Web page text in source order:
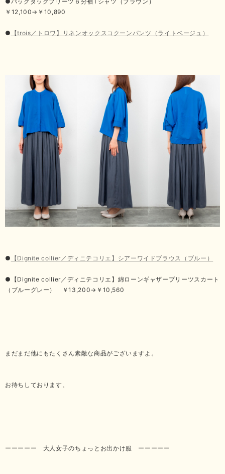
￥12,100→￥10,890
● 【trois／トロワ】リネンオックスコクーンパンツ（ライトベージュ）
● 【Dignite collier／ディニテコリエ】シアーワイドブラウス（ブルー）
●【Dignite collier／ディニテコリエ】綿ローンギャザープリーツスカート
（ブルーグレー） ￥13,200→￥10,560
まだまだ他にもたくさん素敵な商品がございますよ。
お待ちしております。
ーーーーー 大人女子のちょっとお出かけ服 ーーーーー